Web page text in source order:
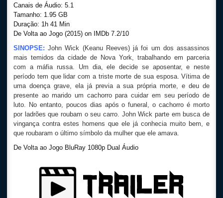
Canais de Áudio: 5.1
Tamanho: 1.95 GB
Duração: 1h 41 Min
De Volta ao Jogo (2015) on IMDb 7.2/10
SINOPSE:John Wick (Keanu Reeves) já foi um dos assassinos
mais temidos da cidade de Nova York, trabalhando em parceria
com a máfia russa. Um dia, ele decide se aposentar, e neste
período tem que lidar com a triste morte de sua esposa. Vítima de
uma doença grave, ela já previa a sua própria morte, e deu de
presente ao marido um cachorro para cuidar em seu período de
luto. No entanto, poucos dias após o funeral, o cachorro é morto
por ladrões que roubam o seu carro. John Wick parte em busca de
vingança contra estes homens que ele já conhecia muito bem, e
que roubaram o último símbolo da mulher que ele amava.
De Volta ao Jogo BluRay 1080p Dual Áudio